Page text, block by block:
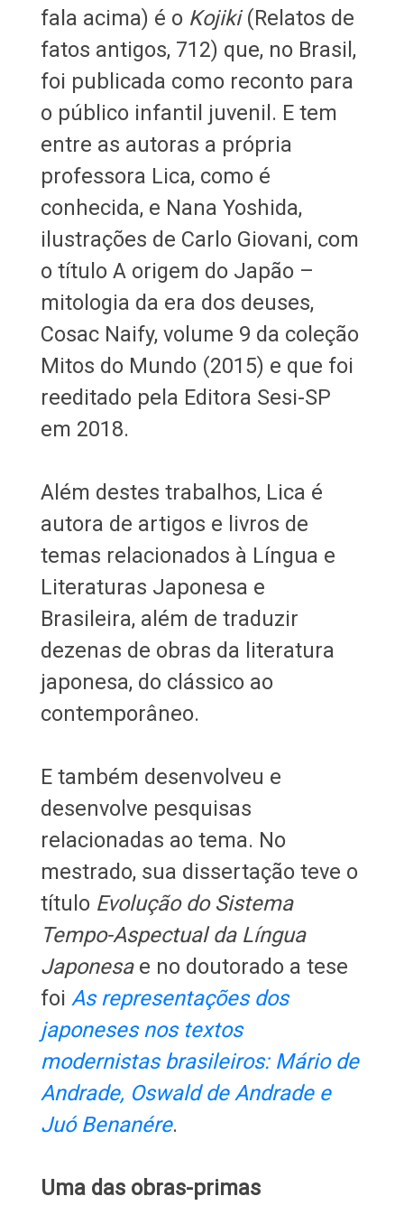
fala acima) é o Kojiki(Relatos de
fatos antigos, 712) que, no Brasil,
foi publicada como reconto para
o público infantil juvenil. E tem
entre as autoras a própria
professora Lica, como é
conhecida, e Nana Yoshida,
ilustrações de Carlo Giovani, com
o título A origem do Japão –
mitologia da era dos deuses,
Cosac Naify, volume 9 da coleção
Mitos do Mundo (2015) e que foi
reeditado pela Editora Sesi-SP
em 2018.
Além destes trabalhos, Lica é
autora de artigos e livros de
temas relacionados à Língua e
Literaturas Japonesa e
Brasileira, além de traduzir
dezenas de obras da literatura
japonesa, do clássico ao
contemporâneo.
E também desenvolveu e
desenvolve pesquisas
relacionadas ao tema. No
mestrado, sua dissertação teve o
título Evolução do Sistema
Tempo-Aspectual da Língua
Japonesae no doutorado a tese
foi As representações dos
japoneses nos textos
modernistas brasileiros: Mário de
Andrade, Oswald de Andrade e
Juó Benanére.
Uma das obras-primas